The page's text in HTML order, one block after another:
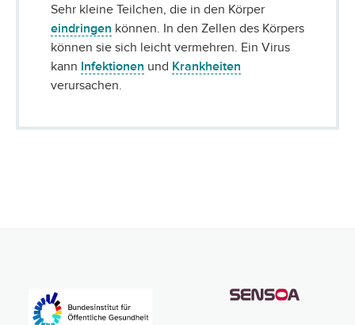
Sehr kleine Teilchen, die in den Körper
eindringen können. In den Zellen des Körpers
können sie sich leicht vermehren. Ein Virus
kann Infektionen und Krankheiten
verursachen.